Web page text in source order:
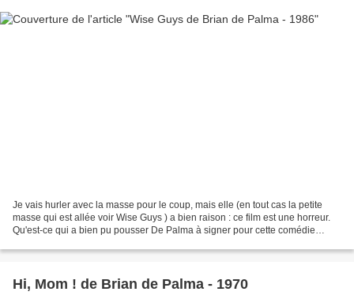
Je vais hurler avec la masse pour le coup, mais elle (en tout cas la petite
masse qui est allée voir Wise Guys ) a bien raison : ce film est une horreur.
Qu'est-ce qui a bien pu pousser De Palma à signer pour cette comédie
Hi, Mom ! de Brian de Palma - 1970